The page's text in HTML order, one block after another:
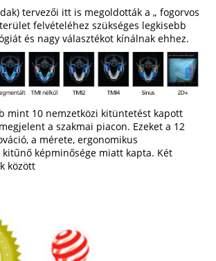
tervezői itt is megoldották a „ fogorvos
felvételéhez szükséges legkisebb
és nagy választékot kínálnak ehhez.
mint 10 nemzetközi kitüntetést kapott
a szakmai piacon. Ezeket a 12
a mérete, ergonomikus
kitűnő képminősége miatt kapta. Két
között